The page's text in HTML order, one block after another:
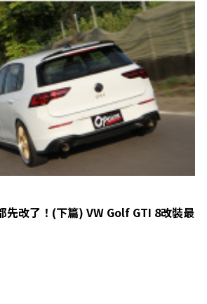
先改了！(下篇) VW Golf GTI 8改裝最